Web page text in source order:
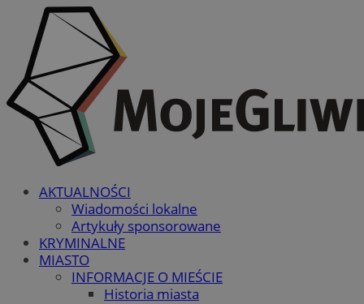
AKTUALNOŚCI
Wiadomości lokalne
Artykuły sponsorowane
KRYMINALNE
MIASTO
INFORMACJE O MIEŚCIE
Historia miasta